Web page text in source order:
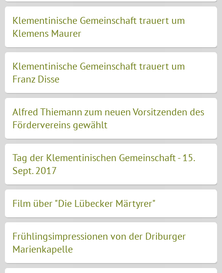
Klementinische Gemeinschaft trauert um
Klemens Maurer
Klementinische Gemeinschaft trauert um
Franz Disse
Alfred Thiemann zum neuen Vorsitzenden des
Fördervereins gewählt
Tag der Klementinischen Gemeinschaft - 15.
Sept. 2017
Film über "Die Lübecker Märtyrer"
Frühlingsimpressionen von der Driburger
Marienkapelle